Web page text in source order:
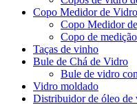
Copo Medidor de Vidro
Copo Medidor
Copo de
Taças de vinho
Bule de Chá de Vidro
Bule de vidro
Vidro moldado
Distribuidor de óleo de